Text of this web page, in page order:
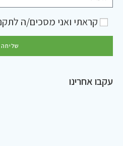
קראתי ואני מסכים/ה ל
שליחה
עקבו אחרינו